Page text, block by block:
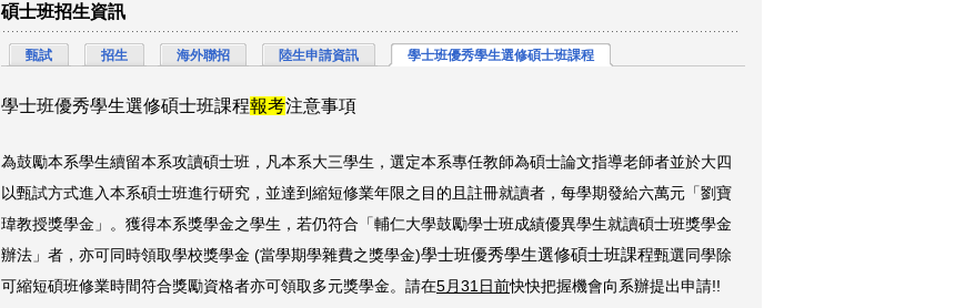
碩士班招生資訊
甄試 招生 海外聯招 陸生申請資訊 學士班優秀學生選修碩士班課程
學士班優秀學生選修碩士班課程報考注意事項
為鼓勵本系學生續留本系攻讀碩士班，凡本系大三學生，選定本系專任教師為碩士論文指導老師者並於大四
以甄試方式進入本系碩士班進行研究，並達到縮短修業年限之目的 且註冊就讀者，每學期發給六萬元「劉寶
瑋教授獎學金」。 獲得本系獎學金之學生，若仍符合「輔仁大學鼓勵學士班成績優異學生就讀碩士班獎學金
辦法 」者， 亦可同時領取學校獎學金 (當學期學雜費之獎學金)學士班優秀學生選修碩士班課程甄選同學除
可縮短碩班修業時間符合獎勵資格者亦可領取多元獎學金。 請在5月31 日前快快把握機會向系辦提出申請!!